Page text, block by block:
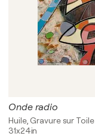
Onde radio
Huile, Gravure sur Toile
31x24in